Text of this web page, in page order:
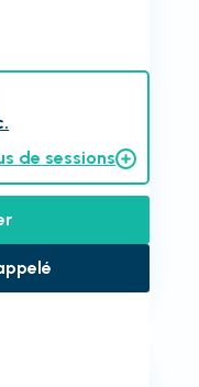
de sessions